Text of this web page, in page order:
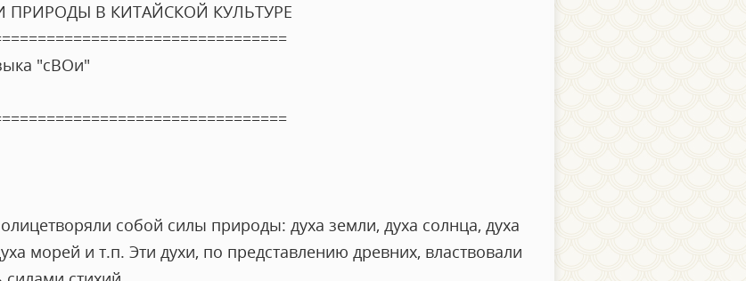
В КИТАЙСКОЙ КУЛЬТУРЕ
"сВОи"
собой силы природы: духа земли, духа солнца, духа
морей и т.п. Эти духи, по представлению древних, властвовали